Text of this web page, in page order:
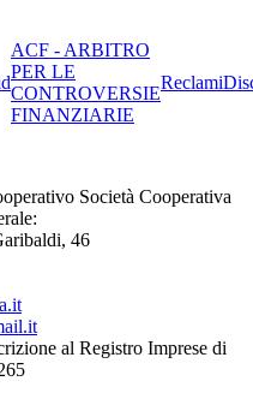
ACF - ARBITRO
PER LE
CONTROVERSIE
FINANZIARIE
Reclami
Società Cooperativa
46
al Registro Imprese di